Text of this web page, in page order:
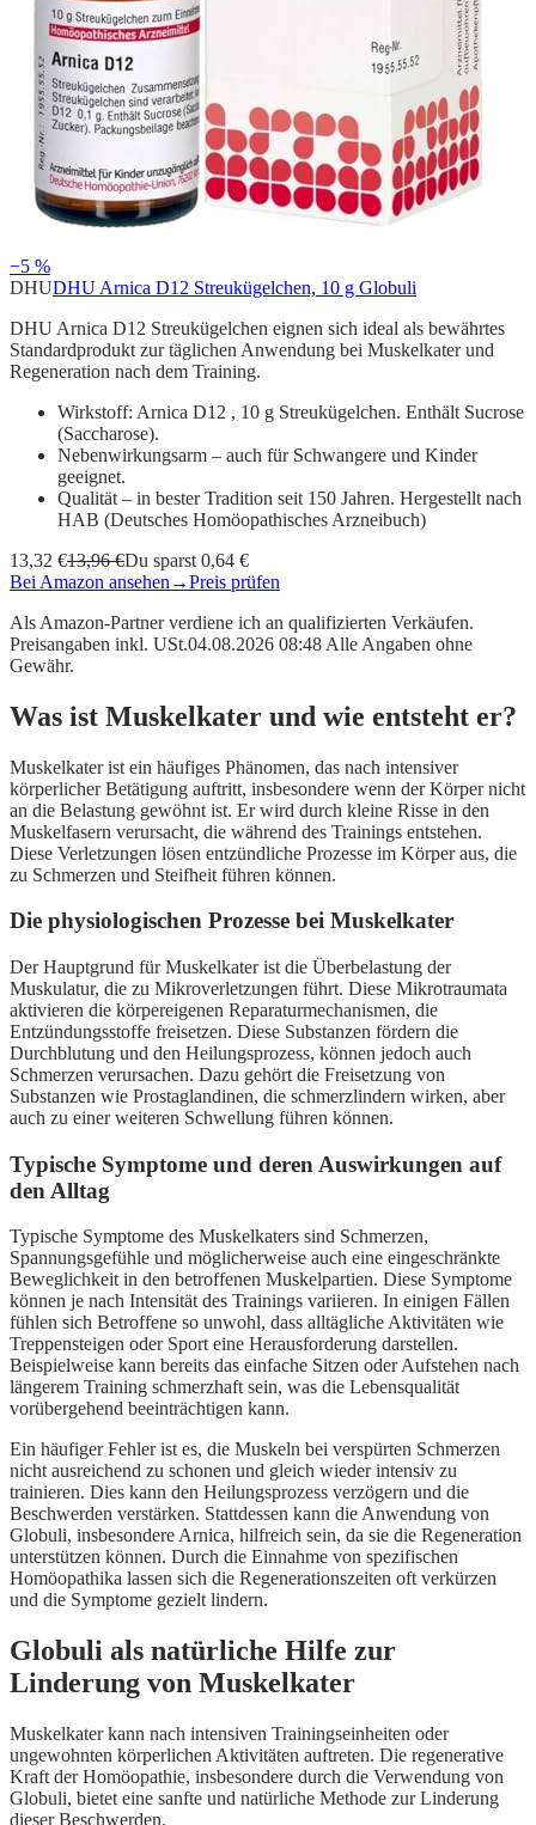
−5 %
DHUDHU Arnica D12 Streukügelchen, 10 g Globuli
DHU Arnica D12 Streukügelchen eignen sich ideal als bewährtes
Standardprodukt zur täglichen Anwendung bei Muskelkater und
Regeneration nach dem Training.
Wirkstoff: Arnica D12 , 10 g Streukügelchen. Enthält Sucrose
(Saccharose).
Nebenwirkungsarm – auch für Schwangere und Kinder
geeignet.
Qualität – in bester Tradition seit 150 Jahren. Hergestellt nach
HAB (Deutsches Homöopathisches Arzneibuch)
13,32 €13,96 €Du sparst 0,64 €
Bei Amazon ansehen →Preis prüfen
Als Amazon-Partner verdiene ich an qualifizierten Verkäufen.
Preisangaben inkl. USt.04.08.2026 08:48 Alle Angaben ohne
Gewähr.
Was ist Muskelkater und wie entsteht er?
Muskelkater ist ein häufiges Phänomen, das nach intensiver
körperlicher Betätigung auftritt, insbesondere wenn der Körper nicht
an die Belastung gewöhnt ist. Er wird durch kleine Risse in den
Muskelfasern verursacht, die während des Trainings entstehen.
Diese Verletzungen lösen entzündliche Prozesse im Körper aus, die
zu Schmerzen und Steifheit führen können.
Die physiologischen Prozesse bei Muskelkater
Der Hauptgrund für Muskelkater ist die Überbelastung der
Muskulatur, die zu Mikroverletzungen führt. Diese Mikrotraumata
aktivieren die körpereigenen Reparaturmechanismen, die
Entzündungsstoffe freisetzen. Diese Substanzen fördern die
Durchblutung und den Heilungsprozess, können jedoch auch
Schmerzen verursachen. Dazu gehört die Freisetzung von
Substanzen wie Prostaglandinen, die schmerzlindern wirken, aber
auch zu einer weiteren Schwellung führen können.
Typische Symptome und deren Auswirkungen auf
den Alltag
Typische Symptome des Muskelkaters sind Schmerzen,
Spannungsgefühle und möglicherweise auch eine eingeschränkte
Beweglichkeit in den betroffenen Muskelpartien. Diese Symptome
können je nach Intensität des Trainings variieren. In einigen Fällen
fühlen sich Betroffene so unwohl, dass alltägliche Aktivitäten wie
Treppensteigen oder Sport eine Herausforderung darstellen.
Beispielweise kann bereits das einfache Sitzen oder Aufstehen nach
längerem Training schmerzhaft sein, was die Lebensqualität
vorübergehend beeinträchtigen kann.
Ein häufiger Fehler ist es, die Muskeln bei verspürten Schmerzen
nicht ausreichend zu schonen und gleich wieder intensiv zu
trainieren. Dies kann den Heilungsprozess verzögern und die
Beschwerden verstärken. Stattdessen kann die Anwendung von
Globuli, insbesondere Arnica, hilfreich sein, da sie die Regeneration
unterstützen können. Durch die Einnahme von spezifischen
Homöopathika lassen sich die Regenerationszeiten oft verkürzen
und die Symptome gezielt lindern.
Globuli als natürliche Hilfe zur
Linderung von Muskelkater
Muskelkater kann nach intensiven Trainingseinheiten oder
ungewohnten körperlichen Aktivitäten auftreten. Die regenerative
Kraft der Homöopathie, insbesondere durch die Verwendung von
Globuli, bietet eine sanfte und natürliche Methode zur Linderung
dieser Beschwerden.